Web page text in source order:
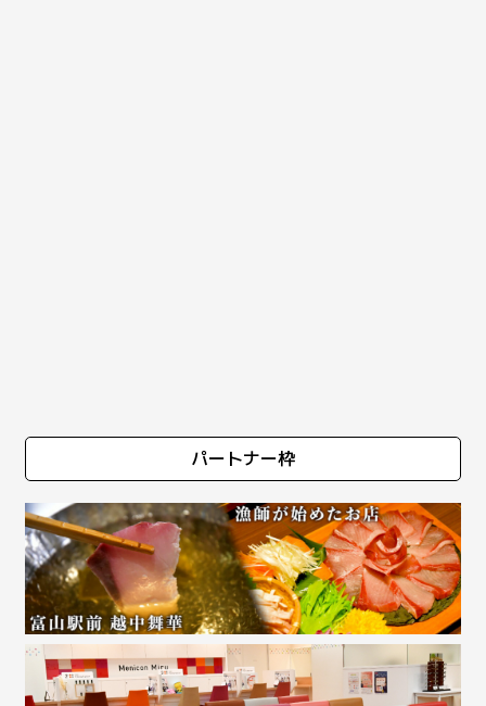
パートナー枠